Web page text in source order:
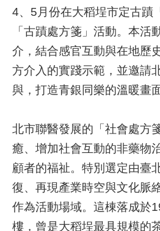
就
醫
指
南
特
療
衛
教
專
區
4、5月份在大稻埕市定古蹟
「古蹟處方箋」活動。本活
介，結合感官互動與在地歷
方介入的實踐示範，並邀請
與，打造青銀同樂的溫暖畫面
北市聯醫發展的「社會處方
癒、增加社會互動的非藥物
顧者的福祉。特別選定由臺
復、再現產業時空與文化脈
作為活動場域。這棟落成於
樓，曾是大稻埕最具規模的